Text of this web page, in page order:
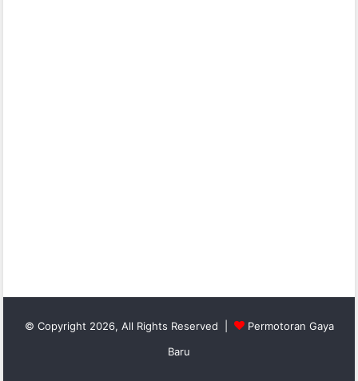
© Copyright 2026, All Rights Reserved |
Permotoran Gaya
Baru